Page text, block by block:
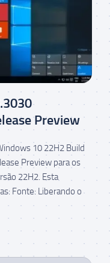
Preview
10 22H2 Build
Preview para os
22H2. Esta
Fonte: Liberando o